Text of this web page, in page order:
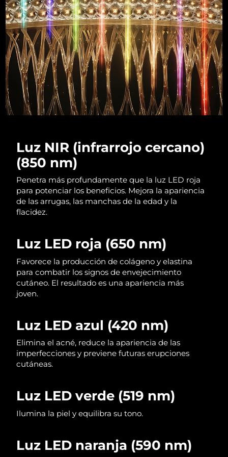
Luz NIR (infrarrojo cercano)
(850 nm)
Penetra más profundamente que la luz LED roja
para potenciar los beneficios. Mejora la apariencia
de las arrugas, las manchas de la edad y la
flacidez.
Luz LED roja (650 nm)
Favorece la producción de colágeno y elastina
para combatir los signos de envejecimiento
cutáneo. El resultado es una apariencia más
joven.
Luz LED azul (420 nm)
Elimina el acné, reduce la apariencia de las
imperfecciones y previene futuras erupciones
cutáneas.
Luz LED verde (519 nm)
Ilumina la piel y equilibra su tono.
Luz LED naranja (590 nm)
RAE de Macao
(China)
Entrega prevista14.08.26
Malasia Entrega prevista15.08.26
Malta Entrega prevista12.08.26
México Entrega prevista16.08.26
Países Bajos Entrega prevista12.08.26
Nueva Zelanda Entrega prevista 12.08.26
Noruega Entrega prevista
Filipinas Entrega prevista
Polonia Entrega prevista
Portugal
Puerto Rico Entrega prevista
Catar Entrega prevista
Reunión
Rumanía Entrega prevista
Rusia Entrega prevista
Arabia Saudí Entrega prevista13.08.26